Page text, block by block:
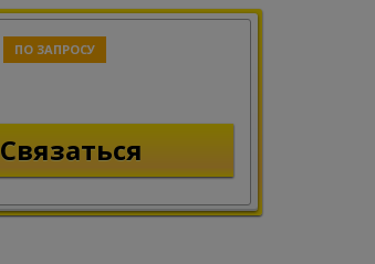
ПО ЗАПРОСУ
Связаться